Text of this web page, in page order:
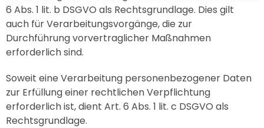
6 Abs. 1 lit. b DSGVO als Rechtsgrundlage. Dies gilt
auch für Verarbeitungsvorgänge, die zur
Durchführung vorvertraglicher Maßnahmen
erforderlich sind.
Soweit eine Verarbeitung personenbezogener Daten
zur Erfüllung einer rechtlichen Verpflichtung
erforderlich ist, dient Art. 6 Abs. 1 lit. c DSGVO als
Rechtsgrundlage.